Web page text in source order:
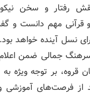
رفتار و سخن
قرآنی مهم دانست و
نسل آینده خواهد
جمالی ضمن اعلام
قروه، بر توجه ویژه
از فرصت‌های آموزشی